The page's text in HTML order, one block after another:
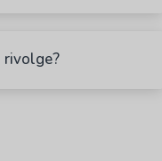
rivolge?